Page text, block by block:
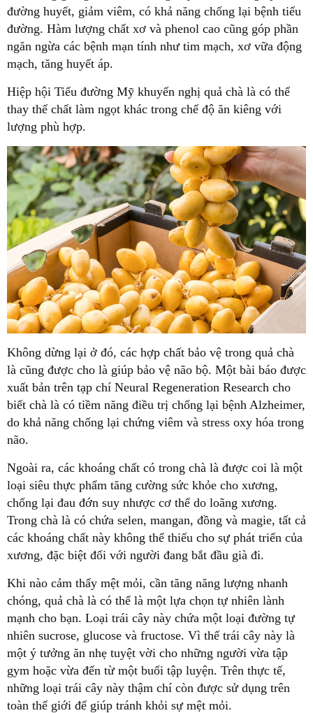
đường huyết, giảm viêm, có khả năng chống lại bệnh tiểu
đường. Hàm lượng chất xơ và phenol cao cũng góp phần
ngăn ngừa các bệnh mạn tính như tim mạch, xơ vữa động
mạch, tăng huyết áp.
Hiệp hội Tiểu đường Mỹ khuyến nghị quả chà là có thể
thay thế chất làm ngọt khác trong chế độ ăn kiêng với
lượng phù hợp.
Không dừng lại ở đó, các hợp chất bảo vệ trong quả chà
là cũng được cho là giúp bảo vệ não bộ. Một bài báo được
xuất bản trên tạp chí Neural Regeneration Research cho
biết chà là có tiềm năng điều trị chống lại bệnh Alzheimer,
do khả năng chống lại chứng viêm và stress oxy hóa trong
não.
Ngoài ra, các khoáng chất có trong chà là được coi là một
loại siêu thực phẩm tăng cường sức khỏe cho xương,
chống lại đau đớn suy nhược cơ thể do loãng xương.
Trong chà là có chứa selen, mangan, đồng và magie, tất cả
các khoáng chất này không thể thiếu cho sự phát triển của
xương, đặc biệt đối với người đang bắt đầu già đi.
Khi nào cảm thấy mệt mỏi, cần tăng năng lượng nhanh
chóng, quả chà là có thể là một lựa chọn tự nhiên lành
mạnh cho bạn. Loại trái cây này chứa một loại đường tự
nhiên sucrose, glucose và fructose. Vì thế trái cây này là
một ý tưởng ăn nhẹ tuyệt vời cho những người vừa tập
gym hoặc vừa đến từ một buổi tập luyện. Trên thực tế,
những loại trái cây này thậm chí còn được sử dụng trên
toàn thế giới để giúp tránh khỏi sự mệt mỏi.